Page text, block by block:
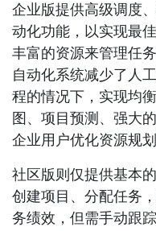
企业版提供高级调度
动化功能，以实现最
丰富的资源来管理任
自动化系统减少了人
程的情况下，实现均
图、项目预测、强大
企业用户优化资源规
社区版则仅提供基本
创建项目、分配任务
务绩效，但需手动跟